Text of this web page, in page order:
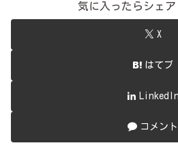
気に入ったらシェア
X
はてブ
LinkedIn
コメント